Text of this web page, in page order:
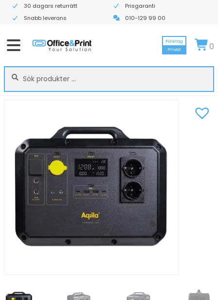
30 dagars returrätt
Prisgaranti
Snabb leverans
010-129 99 00
Sök
efter:
Sök
Företag
Privat
0